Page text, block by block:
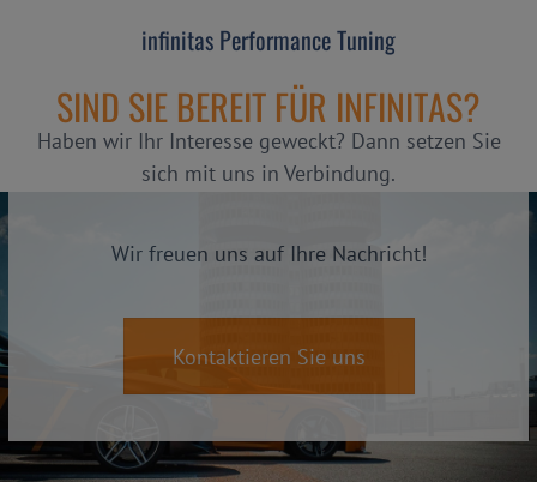
infinitas Performance Tuning
SIND SIE BEREIT FÜR INFINITAS?
Haben wir Ihr Interesse geweckt? Dann setzen Sie
sich mit uns in Verbindung.
Wir freuen uns auf Ihre Nachricht!
Kontaktieren Sie uns